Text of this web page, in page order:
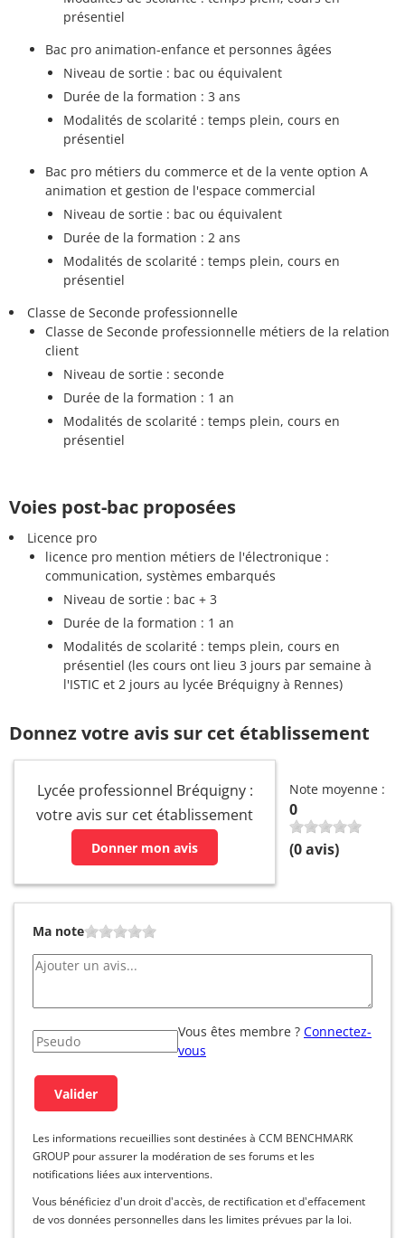
présentiel
Bac pro animation-enfance et personnes âgées
Niveau de sortie : bac ou équivalent
Durée de la formation : 3 ans
Modalités de scolarité : temps plein, cours en
présentiel
Bac pro métiers du commerce et de la vente option A
animation et gestion de l'espace commercial
Niveau de sortie : bac ou équivalent
Durée de la formation : 2 ans
Modalités de scolarité : temps plein, cours en
présentiel
Classe de Seconde professionnelle
Classe de Seconde professionnelle métiers de la relation
client
Niveau de sortie : seconde
Durée de la formation : 1 an
Modalités de scolarité : temps plein, cours en
présentiel
Voies post-bac proposées
Licence pro
licence pro mention métiers de l'électronique :
communication, systèmes embarqués
Niveau de sortie : bac + 3
Durée de la formation : 1 an
Modalités de scolarité : temps plein, cours en
présentiel (les cours ont lieu 3 jours par semaine à
l'ISTIC et 2 jours au lycée Bréquigny à Rennes)
Donnez votre avis sur cet établissement
Lycée professionnel Bréquigny :
votre avis sur cet établissement
Donner mon avis
Note moyenne :
0
(0avis)
Ma note
Vous êtes membre ? Connectez-
vous
Les informations recueillies sont destinées à CCM BENCHMARK
GROUP pour assurer la modération de ses forums et les
notifications liées aux interventions.
Vous bénéficiez d'un droit d'accès, de rectification et d'effacement
de vos données personnelles dans les limites prévues par la loi.